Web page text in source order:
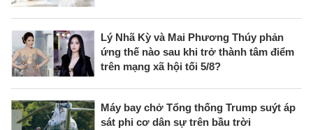
Lý Nhã Kỳ và Mai Phương Thúy phản
ứng thế nào sau khi trở thành tâm điểm
trên mạng xã hội tối 5/8?
Máy bay chở Tổng thống Trump suýt áp
sát phi cơ dân sự trên bầu trời